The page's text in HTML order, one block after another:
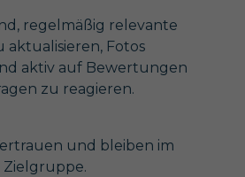
regelmäßig relevante
aktualisieren, Fotos
aktiv auf Bewertungen
zu reagieren.
und bleiben im
Zielgruppe.